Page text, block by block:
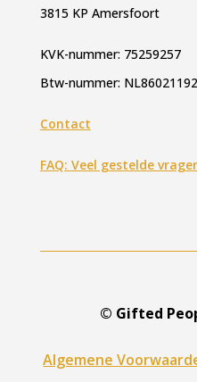
3815 KP Amersfoort
KVK-nummer: 75259257
Btw-nummer:
Contact
FAQ: Veel gestelde
© Gifted
Algemene